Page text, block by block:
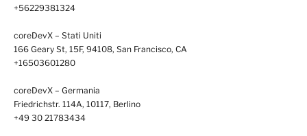
+56229381324
coreDevX – Stati Uniti
166 Geary St, 15F, 94108, San Francisco, CA
+16503601280
coreDevX – Germania
Friedrichstr. 114A, 10117, Berlino
+49 30 21783434